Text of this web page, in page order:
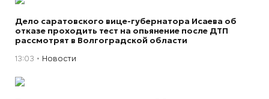
Дело саратовского вице-губернатора Исаева об
отказе проходить тест на опьянение после ДТП
рассмотрят в Волгоградской области
13:03 Новости